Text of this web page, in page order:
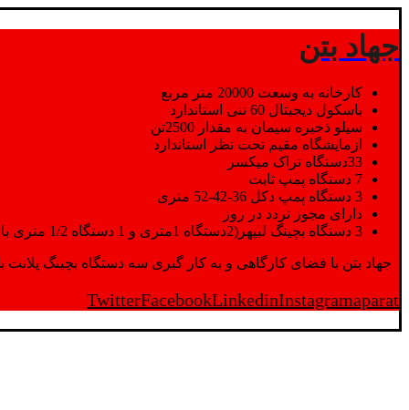
جهاد بتن
کارخانه به وسعت 20000 متر مربع
باسکول دیجیتال 60 تنی استاندارد
سیلو ذخیره سیمان به مقدار 2500تن
ازمایشگاه مقیم تحت نظر استاندارد
33دستگاه تراک میکسر
7 دستگاه پمپ ثابت
3 دستگاه پمپ دکل 36-42-52 متری
دارای مجوز تردد در روز
3 دستگاه بچینگ لیپهر(2دستگاه 1متری و 1 دستگاه 1/2 متری با توان تولید 150 متر مکعب در ساعت)
جهاد بتن با فضای کارگاهی و به کار گیری سه دستگاه بچینگ پلانت با ظرفیت 2500 تن در کنار پرسنل متخصص و پر تلاش واحدهای تولید و ازمایشگاه,بتن با کیفیت را برای واحد
TwitterFacebookLinkedinInstagramaparat